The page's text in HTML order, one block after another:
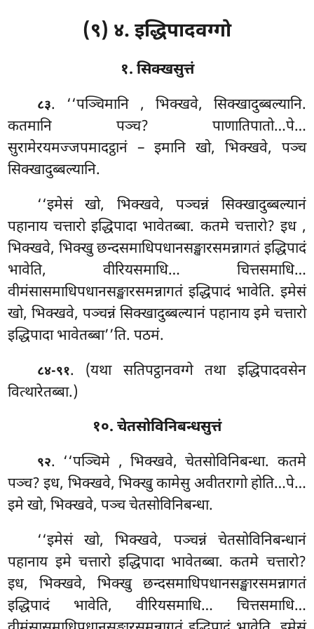
(९) ४. इद्धिपादवग्गो
१. सिक्खसुत्तं
८३. ‘‘पञ्चिमानि , भिक्खवे, सिक्खादुब्बल्यानि.
कतमानि पञ्च? पाणातिपातो…पे…
सुरामेरयमज्जपमादट्ठानं – इमानि खो, भिक्खवे, पञ्च
सिक्खादुब्बल्यानि.
‘‘इमेसं खो, भिक्खवे, पञ्चन्नं सिक्खादुब्बल्यानं
पहानाय चत्तारो इद्धिपादा भावेतब्बा. कतमे चत्तारो? इध ,
भिक्खवे, भिक्खु छन्दसमाधिपधानसङ्खारसमन्नागतं इद्धिपादं
भावेति, वीरियसमाधि… चित्तसमाधि…
वीमंसासमाधिपधानसङ्खारसमन्नागतं इद्धिपादं भावेति. इमेसं
खो, भिक्खवे, पञ्चन्नं सिक्खादुब्बल्यानं पहानाय इमे चत्तारो
इद्धिपादा भावेतब्बा’’ति. पठमं.
८४-९१. (यथा सतिपट्ठानवग्गे तथा इद्धिपादवसेन
वित्थारेतब्बा.)
१०. चेतसोविनिबन्धसुत्तं
९२. ‘‘पञ्चिमे , भिक्खवे, चेतसोविनिबन्धा. कतमे
पञ्च? इध, भिक्खवे, भिक्खु कामेसु अवीतरागो होति…पे…
इमे खो, भिक्खवे, पञ्च चेतसोविनिबन्धा.
‘‘इमेसं खो, भिक्खवे, पञ्चन्नं चेतसोविनिबन्धानं
पहानाय इमे चत्तारो इद्धिपादा भावेतब्बा. कतमे चत्तारो?
इध, भिक्खवे, भिक्खु छन्दसमाधिपधानसङ्खारसमन्नागतं
इद्धिपादं भावेति, वीरियसमाधि… चित्तसमाधि…